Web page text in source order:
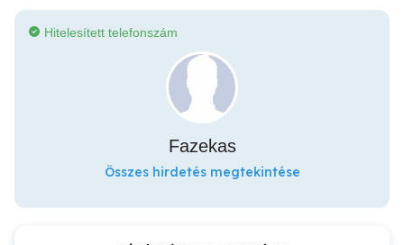
Hitelesített telefonszám
Fazekas
Összes hirdetés megtekintése